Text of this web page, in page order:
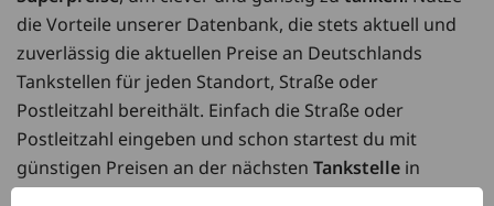
die Vorteile unserer Datenbank, die stets aktuell und
zuverlässig die aktuellen Preise an Deutschlands
Tankstellen für jeden Standort, Straße oder
Postleitzahl bereithält. Einfach die Straße oder
Postleitzahl eingeben und schon startest du mit
günstigen Preisen an der nächsten Tankstelle in